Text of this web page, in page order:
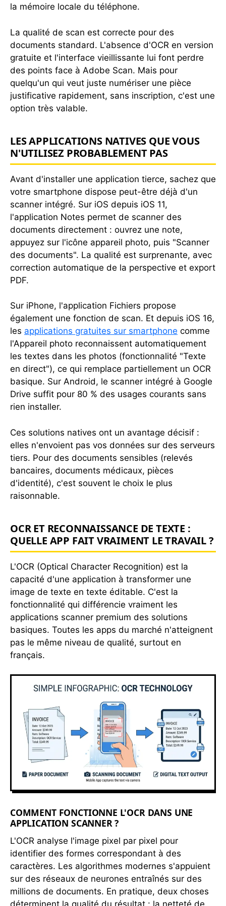
la mémoire locale du téléphone.
La qualité de scan est correcte pour des
documents standard. L'absence d'OCR en version
gratuite et l'interface vieillissante lui font perdre
des points face à Adobe Scan. Mais pour
quelqu'un qui veut juste numériser une pièce
justificative rapidement, sans inscription, c'est une
option très valable.
LES APPLICATIONS NATIVES QUE VOUS
N'UTILISEZ PROBABLEMENT PAS
Avant d'installer une application tierce, sachez que
votre smartphone dispose peut-être déjà d'un
scanner intégré. Sur iOS depuis iOS 11,
l'application Notes permet de scanner des
documents directement : ouvrez une note,
appuyez sur l'icône appareil photo, puis "Scanner
des documents". La qualité est surprenante, avec
correction automatique de la perspective et export
PDF.
Sur iPhone, l'application Fichiers propose
également une fonction de scan. Et depuis iOS 16,
les applications gratuites sur smartphone comme
l'Appareil photo reconnaissent automatiquement
les textes dans les photos (fonctionnalité "Texte
en direct"), ce qui remplace partiellement un OCR
basique. Sur Android, le scanner intégré à Google
Drive suffit pour 80 % des usages courants sans
rien installer.
Ces solutions natives ont un avantage décisif :
elles n'envoient pas vos données sur des serveurs
tiers. Pour des documents sensibles (relevés
bancaires, documents médicaux, pièces
d'identité), c'est souvent le choix le plus
raisonnable.
OCR ET RECONNAISSANCE DE TEXTE :
QUELLE APP FAIT VRAIMENT LE TRAVAIL ?
L'OCR (Optical Character Recognition) est la
capacité d'une application à transformer une
image de texte en texte éditable. C'est la
fonctionnalité qui différencie vraiment les
applications scanner premium des solutions
basiques. Toutes les apps du marché n'atteignent
pas le même niveau de qualité, surtout en
français.
COMMENT FONCTIONNE L'OCR DANS UNE
APPLICATION SCANNER ?
L'OCR analyse l'image pixel par pixel pour
identifier des formes correspondant à des
caractères. Les algorithmes modernes s'appuient
sur des réseaux de neurones entraînés sur des
millions de documents. En pratique, deux choses
déterminent la qualité du résultat : la netteté de